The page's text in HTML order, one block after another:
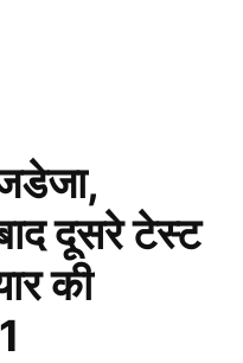
दूसरे टेस्ट
की